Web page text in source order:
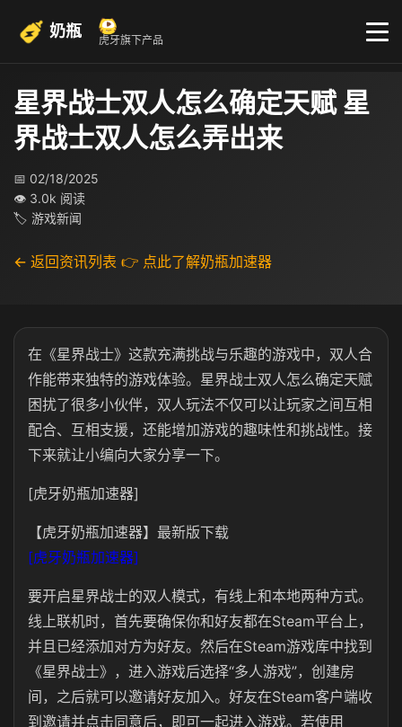
奶瓶 虎牙旗下产品
星界战士双人怎么确定天赋 星
界战士双人怎么弄出来
📅 02/18/2025
👁 3.0k 阅读
🏷 游戏新闻
← 返回资讯列表 👉 点此了解奶瓶加速器
在《星界战士》这款充满挑战与乐趣的游戏中，双人合
作能带来独特的游戏体验。星界战士双人怎么确定天赋
困扰了很多小伙伴，双人玩法不仅可以让玩家之间互相
配合、互相支援，还能增加游戏的趣味性和挑战性。接
下来就让小编向大家分享一下。
[虎牙奶瓶加速器]
【虎牙奶瓶加速器】最新版下载
[虎牙奶瓶加速器]
要开启星界战士的双人模式，有线上和本地两种方式。
线上联机时，首先要确保你和好友都在Steam平台上，
并且已经添加对方为好友。然后在Steam游戏库中找到
《星界战士》，进入游戏后选择“多人游戏”，创建房
间，之后就可以邀请好友加入。好友在Steam客户端收
到邀请并点击同意后，即可一起进入游戏。若使用